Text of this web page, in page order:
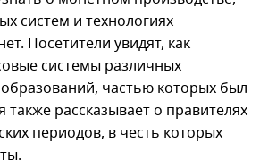
систем и технологиях
Посетители увидят, как
системы различных
частью которых был
рассказывает о правителях
периодов, в честь которых